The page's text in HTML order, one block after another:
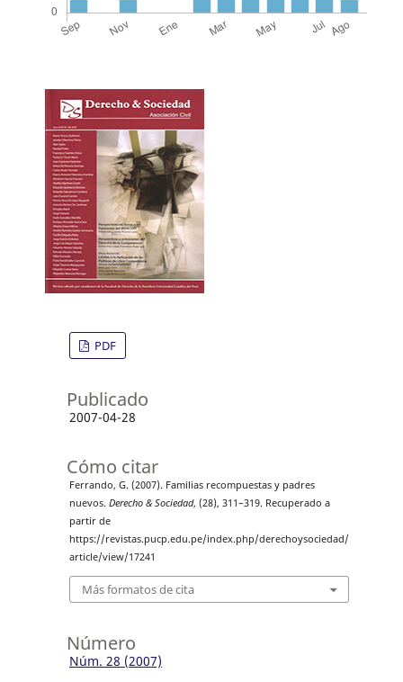
PDF
Publicado
2007-04-28
Cómo citar
Ferrando, G. (2007). Familias recompuestas y padres
nuevos. Derecho & Sociedad, (28), 311–319. Recuperado a
partir de
https://revistas.pucp.edu.pe/index.php/derechoysociedad/
article/view/17241
Más formatos de cita
Número
Núm. 28 (2007)